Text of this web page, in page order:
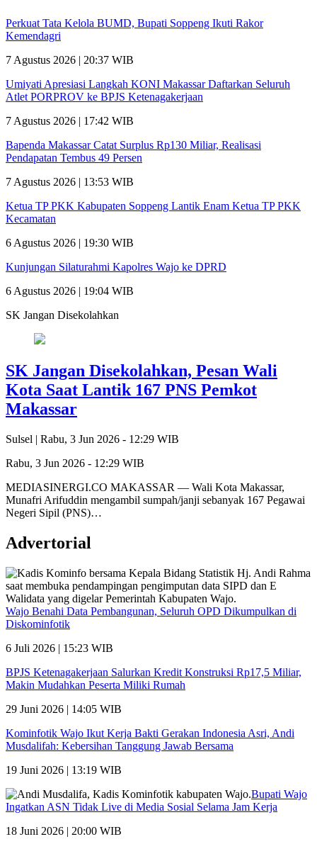
Perkuat Tata Kelola BUMD, Bupati Soppeng Ikuti Rakor
Kemendagri
7 Agustus 2026 | 20:37 WIB
Umiyati Apresiasi Langkah KONI Makassar Daftarkan Seluruh
Atlet PORPROV ke BPJS Ketenagakerjaan
7 Agustus 2026 | 17:42 WIB
Bapenda Makassar Catat Surplus Rp130 Miliar, Realisasi
Pendapatan Tembus 49 Persen
7 Agustus 2026 | 13:53 WIB
Ketua TP PKK Kabupaten Soppeng Lantik Enam Ketua TP PKK
Kecamatan
6 Agustus 2026 | 19:30 WIB
Kunjungan Silaturahmi Kapolres Wajo ke DPRD
6 Agustus 2026 | 19:04 WIB
SK Jangan Disekolahkan
SK Jangan Disekolahkan, Pesan Wali
Kota Saat Lantik 167 PNS Pemkot
Makassar
Sulsel | Rabu, 3 Jun 2026 - 12:29 WIB
Rabu, 3 Jun 2026 - 12:29 WIB
MEDIASINERGI.CO MAKASSAR — Wali Kota Makassar,
Munafri Arifuddin mengambil sumpah/janji sebanyak 167 Pegawai
Negeri Sipil (PNS)…
Advertorial
Wajo Benahi Data Pembangunan, Seluruh OPD Dikumpulkan di
Diskominfotik
6 Juli 2026 | 15:23 WIB
BPJS Ketenagakerjaan Salurkan Kredit Konstruksi Rp17,5 Miliar,
Makin Mudahkan Peserta Miliki Rumah
29 Juni 2026 | 14:05 WIB
Kominfotik Wajo Ikut Kerja Bakti Gerakan Indonesia Asri, Andi
Musdalifah: Kebersihan Tanggung Jawab Bersama
19 Juni 2026 | 13:19 WIB
Bupati Wajo
Ingatkan ASN Tidak Live di Media Sosial Selama Jam Kerja
18 Juni 2026 | 20:00 WIB